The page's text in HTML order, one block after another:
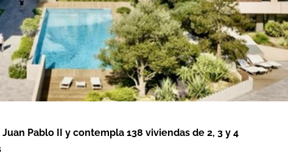
Pablo II y contempla 138 viviendas de 2, 3 y 4